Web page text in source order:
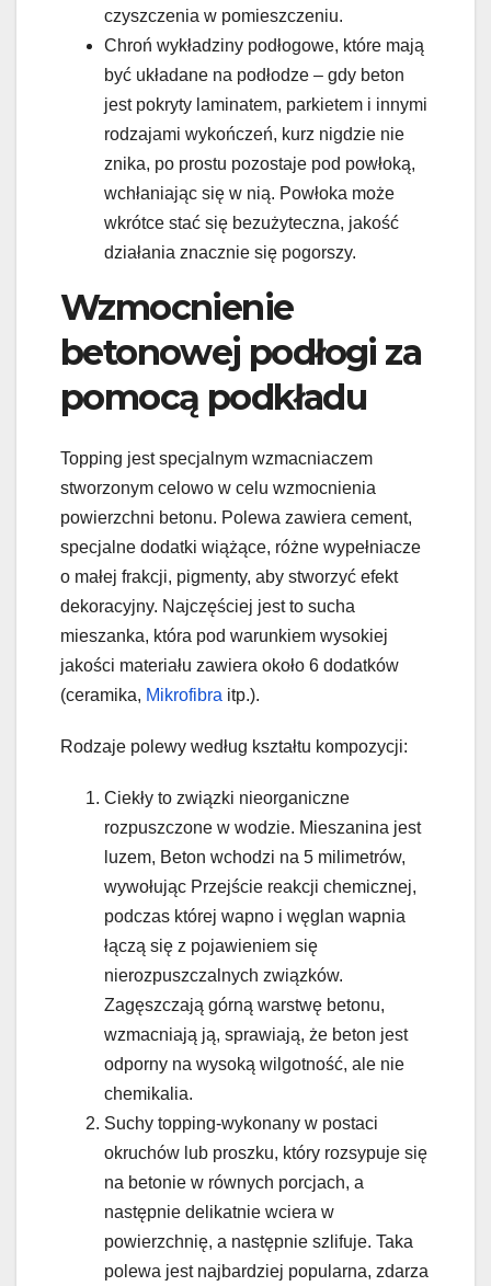
czyszczenia w pomieszczeniu.
Chroń wykładziny podłogowe, które mają
być układane na podłodze – gdy beton
jest pokryty laminatem, parkietem i innymi
rodzajami wykończeń, kurz nigdzie nie
znika, po prostu pozostaje pod powłoką,
wchłaniając się w nią. Powłoka może
wkrótce stać się bezużyteczna, jakość
działania znacznie się pogorszy.
Wzmocnienie
betonowej podłogi za
pomocą podkładu
Topping jest specjalnym wzmacniaczem
stworzonym celowo w celu wzmocnienia
powierzchni betonu. Polewa zawiera cement,
specjalne dodatki wiążące, różne wypełniacze
o małej frakcji, pigmenty, aby stworzyć efekt
dekoracyjny. Najczęściej jest to sucha
mieszanka, która pod warunkiem wysokiej
jakości materiału zawiera około 6 dodatków
(ceramika, Mikrofibra itp.).
Rodzaje polewy według kształtu kompozycji:
Ciekły to związki nieorganiczne
rozpuszczone w wodzie. Mieszanina jest
luzem, Beton wchodzi na 5 milimetrów,
wywołując Przejście reakcji chemicznej,
podczas której wapno i węglan wapnia
łączą się z pojawieniem się
nierozpuszczalnych związków.
Zagęszczają górną warstwę betonu,
wzmacniają ją, sprawiają, że beton jest
odporny na wysoką wilgotność, ale nie
chemikalia.
Suchy topping-wykonany w postaci
okruchów lub proszku, który rozsypuje się
na betonie w równych porcjach, a
następnie delikatnie wciera w
powierzchnię, a następnie szlifuje. Taka
polewa jest najbardziej popularna, zdarza